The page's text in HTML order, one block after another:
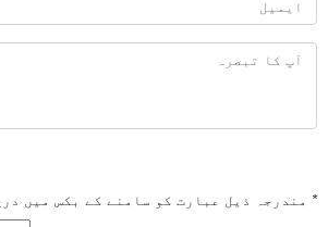
* مندرجہ ذیل عبارت کو سامنے کے بکس میں